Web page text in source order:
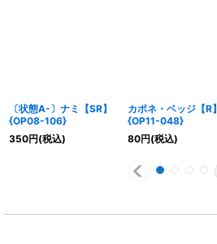
〔状態A-〕ナミ【SR】
{OP08-106}
350円(税込)
カポネ・ベッジ【R】
{OP11-048}
80円(税込)